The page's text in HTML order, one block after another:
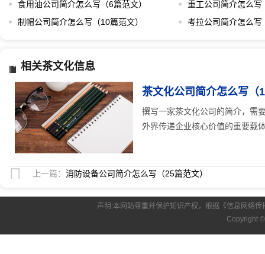
食用油公司简介怎么写（6篇范文）
重工公司简介怎么写
制帽公司简介怎么写（10篇范文）
考拉公司简介怎么写
相关茶文化信息
茶文化公司简介怎么写（
撰写一家茶文化公司的简介，需
外界传递企业核心价值的重要载
上一篇： 消防设备公司简介怎么写（25篇范文）
声明:本网站尊重并保护知识产权，根据《信息网络
Copyright